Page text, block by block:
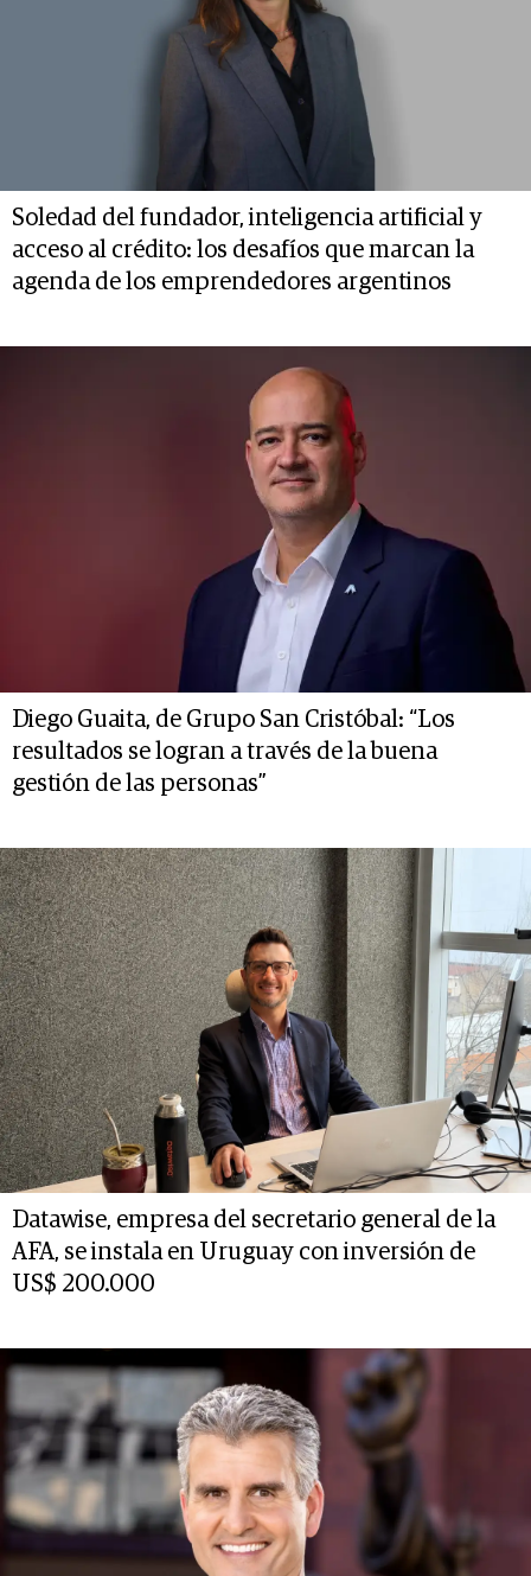
Soledad del fundador, inteligencia artificial y
acceso al crédito: los desafíos que marcan la
agenda de los emprendedores argentinos
Diego Guaita, de Grupo San Cristóbal: “Los
resultados se logran a través de la buena
gestión de las personas”
Datawise, empresa del secretario general de la
AFA, se instala en Uruguay con inversión de
US$ 200.000